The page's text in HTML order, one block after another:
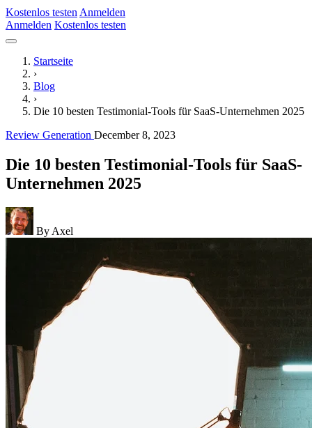
Kostenlos testen Anmelden
Anmelden Kostenlos testen
Startseite
›
Blog
›
Die 10 besten Testimonial-Tools für SaaS-Unternehmen 2025
Review Generation December 8, 2023
Die 10 besten Testimonial-Tools für SaaS-
Unternehmen 2025
By Axel